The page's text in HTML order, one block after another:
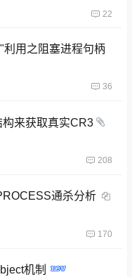
22
用之阻塞进程句柄
36
构来获取真实CR3
208
通杀分析
170
机制